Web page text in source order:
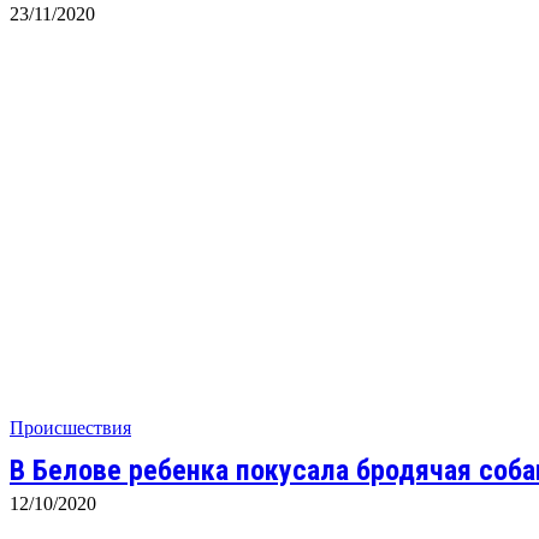
23/11/2020
Происшествия
В Белове ребенка покусала бродячая
12/10/2020